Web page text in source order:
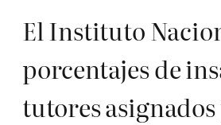
El Instituto
porcentajes de
tutores